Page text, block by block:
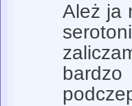
Ależ ja